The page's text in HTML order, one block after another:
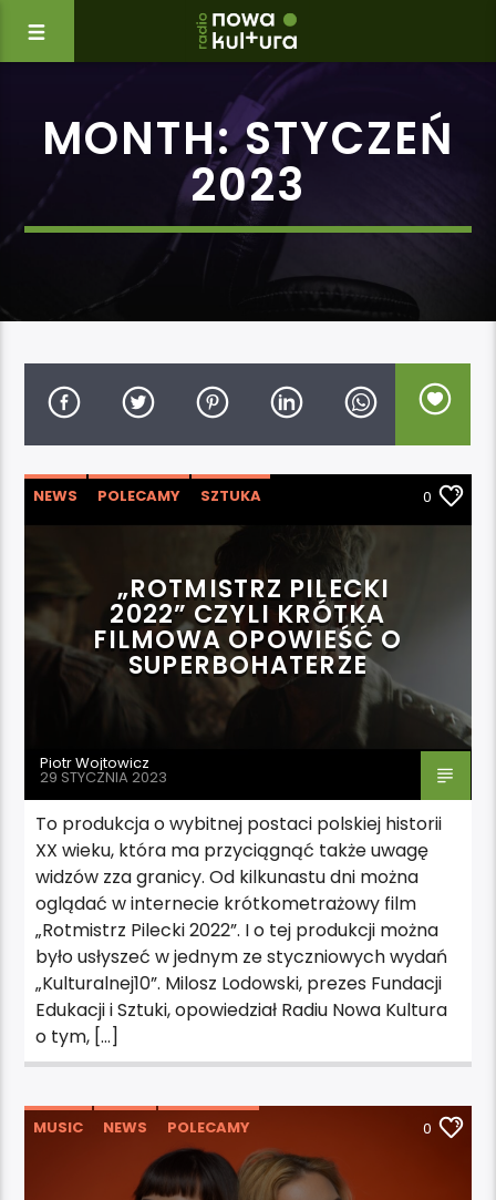
MONTH:STYCZEŃ
2023
NEWS POLECAMY
SZTUKA
0
„ROTMISTRZ PILECKI
2022” CZYLI KRÓTKA
FILMOWA OPOWIEŚĆ O
SUPERBOHATERZE
Piotr Wojtowicz
29 STYCZNIA 2023
To produkcja o wybitnej postaci polskiej historii
XX wieku, która ma przyciągnąć także uwagę
widzów zza granicy. Od kilkunastu dni można
oglądać w internecie krótkometrażowy film
„Rotmistrz Pilecki 2022”. I o tej produkcji można
było usłyszeć w jednym ze styczniowych wydań
„Kulturalnej10”. Milosz Lodowski, prezes Fundacji
Edukacji i Sztuki, opowiedział Radiu Nowa Kultura
o tym, […]
MUSIC NEWS
POLECAMY
0